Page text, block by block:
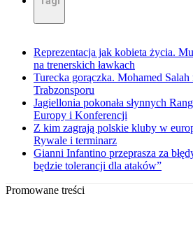
Reprezentacja jak kobieta życia.
na trenerskich ławkach
Turecka gorączka. Mohamed
Trabzonsporu
Jagiellonia pokonała słynnych
Europy i Konferencji
Z kim zagrają polskie kluby w
Rywale i terminarz
Gianni Infantino przeprasza za
będzie tolerancji dla ataków”
Promowane treści